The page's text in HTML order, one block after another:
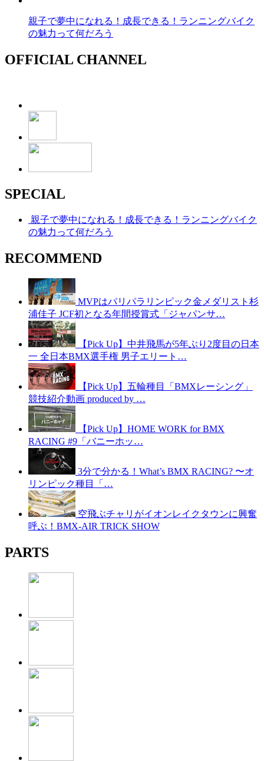
親子で夢中になれる！成長できる！ランニングバイク
の魅力って何だろう
OFFICIAL CHANNEL
SPECIAL
親子で夢中になれる！成長できる！ランニングバイク
の魅力って何だろう
RECOMMEND
MVPはパリパラリンピック金メダリスト杉
浦佳子 JCF初となる年間授賞式「ジャパンサ…
【Pick Up】中井飛馬が5年ぶり2度目の日本
一 全日本BMX選手権 男子エリート…
【Pick Up】五輪種目「BMXレーシング」
競技紹介動画 produced by …
【Pick Up】HOME WORK for BMX
RACING #9「バニーホッ…
3分で分かる！What’s BMX RACING? 〜オ
リンピック種目「…
空飛ぶチャリがイオンレイクタウンに興奮
呼ぶ！BMX-AIR TRICK SHOW
PARTS